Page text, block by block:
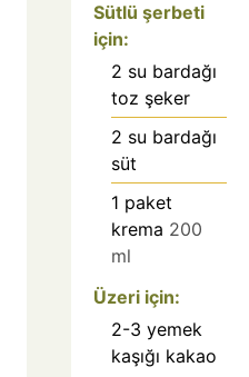
Sütlü şerbeti
için:
2 su bardağı
toz şeker
2 su bardağı
süt
1 paket
krema 200
ml
Üzeri için:
2-3 yemek
kaşığı kakao